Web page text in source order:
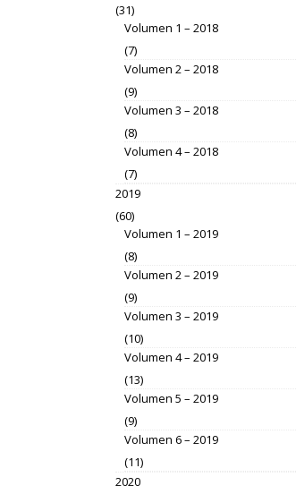
(31)
Volumen 1 – 2018
(7)
Volumen 2 – 2018
(9)
Volumen 3 – 2018
(8)
Volumen 4 – 2018
(7)
2019
(60)
Volumen 1 – 2019
(8)
Volumen 2 – 2019
(9)
Volumen 3 – 2019
(10)
Volumen 4 – 2019
(13)
Volumen 5 – 2019
(9)
Volumen 6 – 2019
(11)
2020